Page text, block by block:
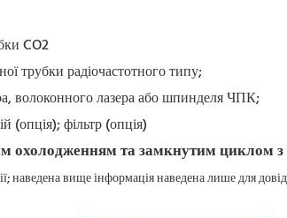
CO2
трубки радіочастотного типу;
волоконного лазера або шпинделя ЧПК;
(опція); фільтр (опція)
наведена вище інформація наведена лише для